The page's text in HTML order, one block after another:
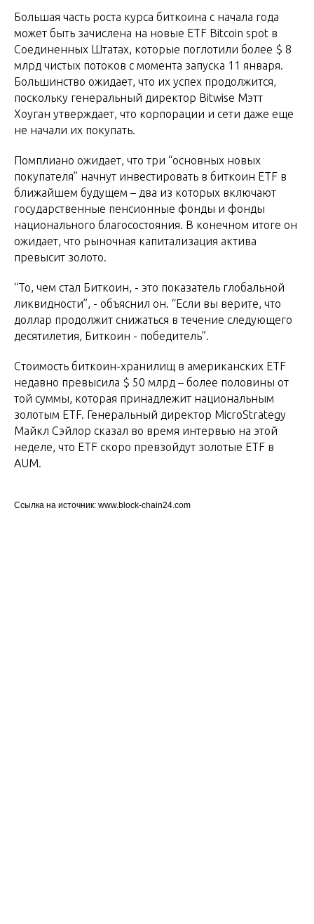
Большая часть роста курса биткоина с начала года
может быть зачислена на новые ETF Bitcoin spot в
Соединенных Штатах, которые поглотили более $ 8
млрд чистых потоков с момента запуска 11 января.
Большинство ожидает, что их успех продолжится,
поскольку генеральный директор Bitwise Мэтт
Хоуган утверждает, что корпорации и сети даже еще
не начали их покупать.
Помплиано ожидает, что три “основных новых
покупателя” начнут инвестировать в биткоин ETF в
ближайшем будущем – два из которых включают
государственные пенсионные фонды и фонды
национального благосостояния. В конечном итоге он
ожидает, что рыночная капитализация актива
превысит золото.
“То, чем стал Биткоин, - это показатель глобальной
ликвидности”, - объяснил он. “Если вы верите, что
доллар продолжит снижаться в течение следующего
десятилетия, Биткоин - победитель”.
Стоимость биткоин-хранилищ в американских ETF
недавно превысила $ 50 млрд – более половины от
той суммы, которая принадлежит национальным
золотым ETF. Генеральный директор MicroStrategy
Майкл Сэйлор сказал во время интервью на этой
неделе, что ETF скоро превзойдут золотые ETF в
AUM.
Ссылка на источник: www.block-chain24.com